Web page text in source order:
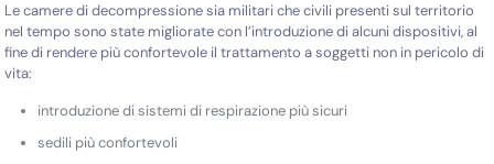
Le camere di decompressione sia militari che civili presenti sul territorio
nel tempo sono state migliorate con l’introduzione di alcuni dispositivi, al
fine di rendere più confortevole il trattamento a soggetti non in pericolo di
vita:
introduzione di sistemi di respirazione più sicuri
sedili più confortevoli